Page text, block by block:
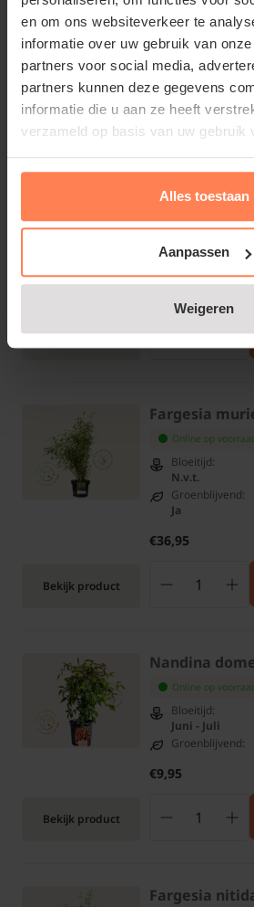
en om ons websiteverkeer te
informatie over uw gebruik van
partners voor social media,
partners kunnen deze gegevens
informatie die u aan ze heeft
verzameld op basis van uw gebruik
Alles toestaan
Aanpassen
Weigeren
Bekijk product
€9,95
Bekijk product
Online op voorraad
N.v.t.
Groenblijvend:
Half
Bekijk product
Fargesia
Online op
Bloeitijd:
N.v.t.
Groenblijvend:
Ja
€36,95
Bekijk product
Nandina
Online op
Bloeitijd:
Juni - Juli
Groenblijvend:
€9,95
Fargesia